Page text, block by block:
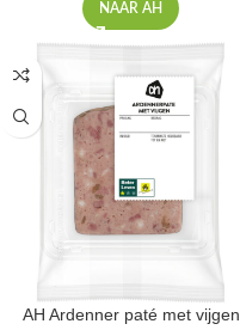
NAAR AH
AH Ardenner paté met vijgen